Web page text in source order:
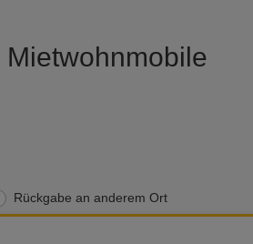
Rückgabe an anderem Ort